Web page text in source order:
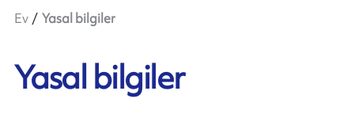
Ev Yasal bilgiler
Yasal bilgiler